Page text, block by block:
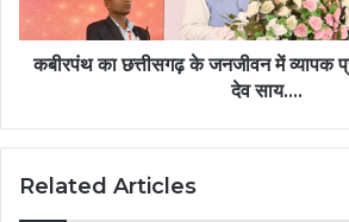
–
मुख्यमंत्री
कबीरपंथ का छत्तीसगढ़ के जनजीवन में व्यापक
देव साय….
Related Articles